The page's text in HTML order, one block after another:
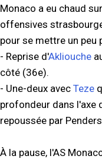
Monaco a eu chaud
offensives
pour se mettre un peu
- Reprise d'Akliouche
côté (36e).
- Une-deux avec Teze
profondeur dans l'axe
repoussée par
À la pause, l'AS